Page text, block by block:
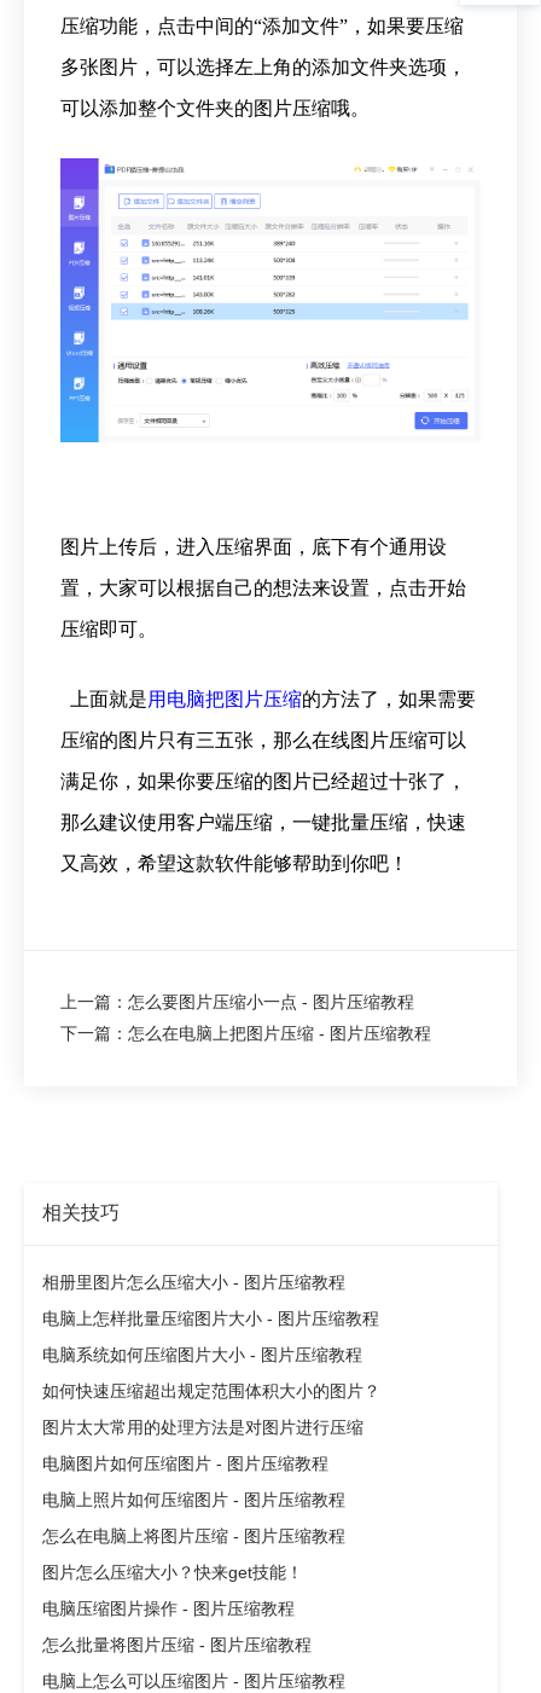
压缩功能，点击中间的“添加文件”，如果要压缩
多张图片，可以选择左上角的添加文件夹选项，
可以添加整个文件夹的图片压缩哦。
图片上传后，进入压缩界面，底下有个通用设
置，大家可以根据自己的想法来设置，点击开始
压缩即可。
上面就是用电脑把图片压缩的方法了，如果需要
压缩的图片只有三五张，那么在线图片压缩可以
满足你，如果你要压缩的图片已经超过十张了，
那么建议使用客户端压缩，一键批量压缩，快速
又高效，希望这款软件能够帮助到你吧！
上一篇：怎么要图片压缩小一点 - 图片压缩教程
下一篇：怎么在电脑上把图片压缩 - 图片压缩教程
相关技巧
相册里图片怎么压缩大小 - 图片压缩教程
电脑上怎样批量压缩图片大小 - 图片压缩教程
电脑系统如何压缩图片大小 - 图片压缩教程
如何快速压缩超出规定范围体积大小的图片？
图片太大常用的处理方法是对图片进行压缩
电脑图片如何压缩图片 - 图片压缩教程
电脑上照片如何压缩图片 - 图片压缩教程
怎么在电脑上将图片压缩 - 图片压缩教程
图片怎么压缩大小？快来get技能！
电脑压缩图片操作 - 图片压缩教程
怎么批量将图片压缩 - 图片压缩教程
电脑上怎么可以压缩图片 - 图片压缩教程